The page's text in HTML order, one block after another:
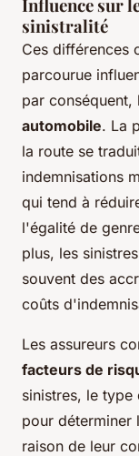
Influence sur
sinistralité
Ces différences
parcourue
par conséquent,
automobile. La
la route se
indemnisations
qui tend à
l'égalité de
plus, les
souvent des
coûts
Les assureurs
facteurs de
sinistres, le
pour déterminer
raison de leur